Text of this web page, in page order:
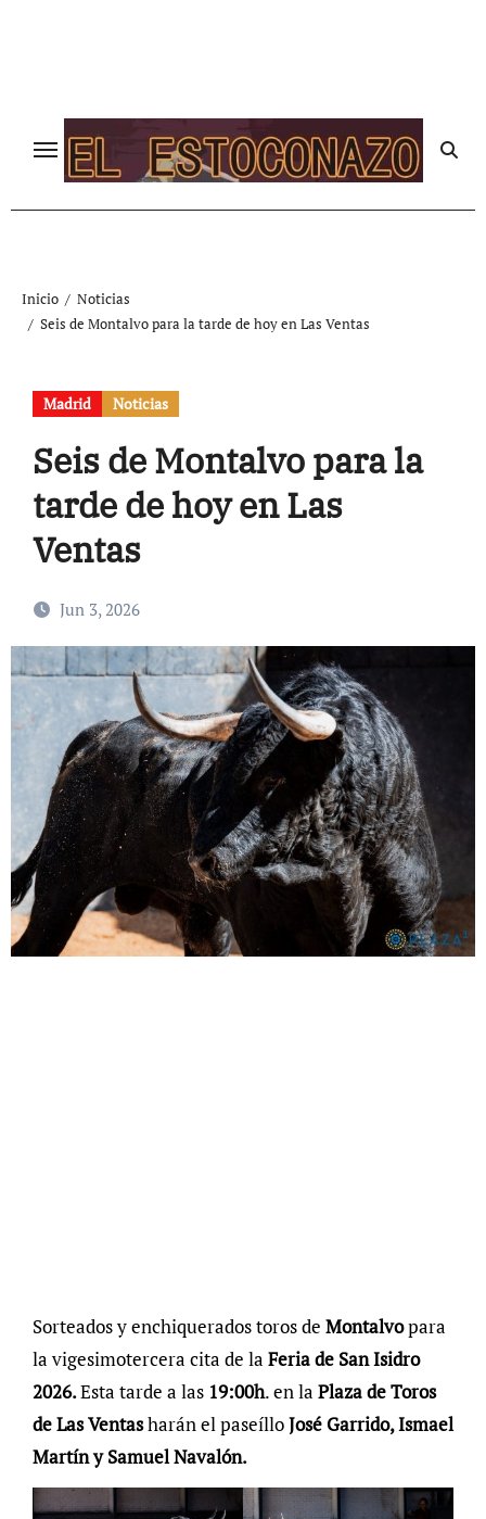
Inicio
Noticias
Seis de Montalvo para la tarde de hoy en Las Ventas
Madrid Noticias
Seis de Montalvo para la
tarde de hoy en Las
Ventas
Jun 3, 2026
Sorteados y enchiquerados toros de Montalvopara
la vigesimotercera cita de la Feria de San Isidro
2026.Esta tarde a las 19:00h. en la Plaza de Toros
de Las Ventasharán el paseílloJosé Garrido, Ismael
Martín y Samuel Navalón.